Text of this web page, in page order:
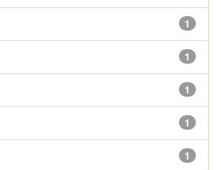
1
1
1
1
1